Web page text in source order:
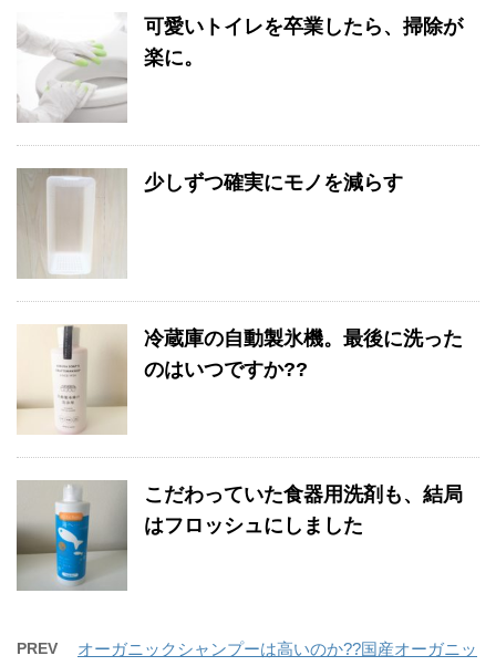
可愛いトイレを卒業したら、掃除が
楽に。
少しずつ確実にモノを減らす
冷蔵庫の自動製氷機。最後に洗った
のはいつですか??
こだわっていた食器用洗剤も、結局
はフロッシュにしました
PREV オーガニックシャンプーは高いのか??国産オーガニッ